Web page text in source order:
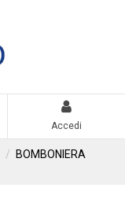
Accedi
BOMBONIERA